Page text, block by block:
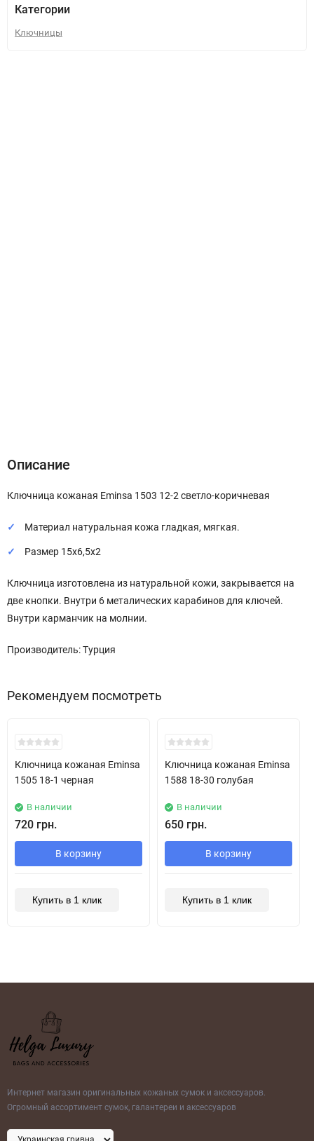
Категории
Ключницы
Описание
Ключница кожаная Eminsa 1503 12-2 светло-коричневая
Материал натуральная кожа гладкая, мягкая.
Размер 15х6,5х2
Ключница изготовлена из натуральной кожи, закрывается на
две кнопки. Внутри 6 металических карабинов для ключей.
Внутри карманчик на молнии.
Производитель: Турция
Рекомендуем посмотреть
New!
Ключница кожаная Eminsa
1505 18-1 черная
В наличии
720 грн.
В корзину
Купить в 1 клик
New!
Ключница кожаная Eminsa
1588 18-30 голубая
В наличии
650 грн.
В корзину
Купить в 1 клик
Интернет магазин оригинальных кожаных сумок и аксессуаров.
Огромный ассортимент сумок, галантереи и аксессуаров